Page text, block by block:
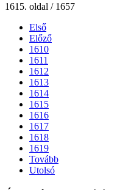
1615. oldal / 1657
Első
Előző
1610
1611
1612
1613
1614
1615
1616
1617
1618
1619
Tovább
Utolsó